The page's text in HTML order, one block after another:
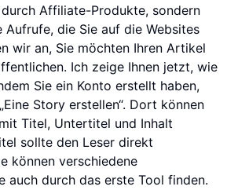
Affiliate-Produkte, sondern
Aufrufe, die Sie auf die Websites
wir an, Sie möchten Ihren Artikel
Ich zeige Ihnen jetzt, wie
Sie ein Konto erstellt haben,
Story erstellen“. Dort können
Titel, Untertitel und Inhalt
sollte den Leser direkt
können verschiedene
auch durch das erste Tool finden.